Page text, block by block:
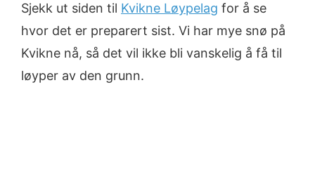
Sjekk ut siden til Kvikne Løypelag for å se
hvor det er preparert sist. Vi har mye snø på
Kvikne nå, så det vil ikke bli vanskelig å få til
løyper av den grunn.